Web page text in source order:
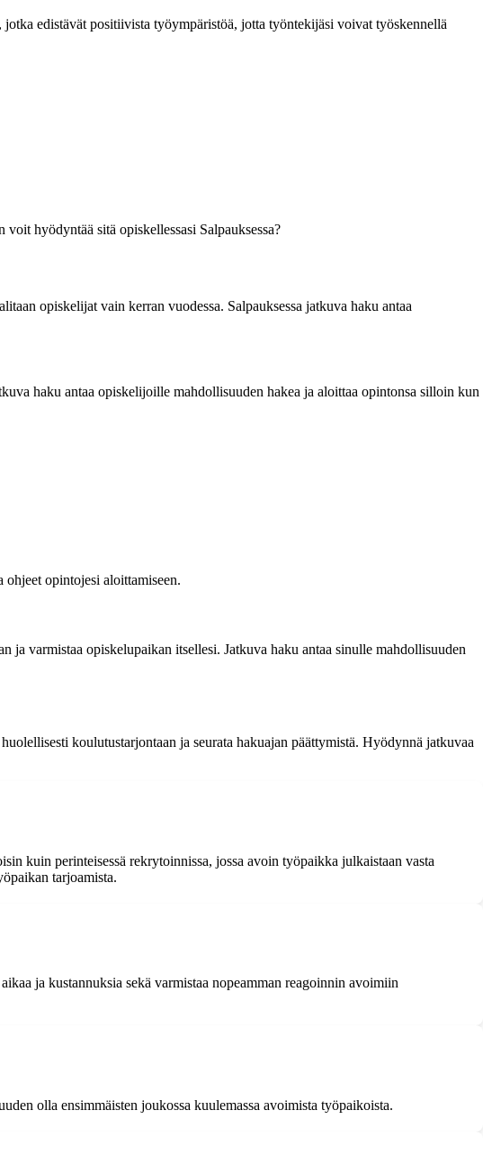
edistävät positiivista työympäristöä, jotta työntekijäsi voivat työskennellä
hyödyntää sitä opiskellessasi Salpauksessa?
opiskelijat vain kerran vuodessa. Salpauksessa jatkuva haku antaa
haku antaa opiskelijoille mahdollisuuden hakea ja aloittaa opintonsa silloin kun
opintojesi aloittamiseen.
ja varmistaa opiskelupaikan itsellesi. Jatkuva haku antaa sinulle mahdollisuuden
koulutustarjontaan ja seurata hakuajan päättymistä. Hyödynnä jatkuvaa
kuin perinteisessä rekrytoinnissa, jossa avoin työpaikka julkaistaan vasta
tarjoamista.
ja kustannuksia sekä varmistaa nopeamman reagoinnin avoimiin
olla ensimmäisten joukossa kuulemassa avoimista työpaikoista.